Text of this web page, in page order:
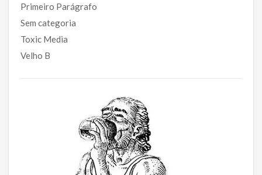
Primeiro Parágrafo
Sem categoria
Toxic Media
Velho B